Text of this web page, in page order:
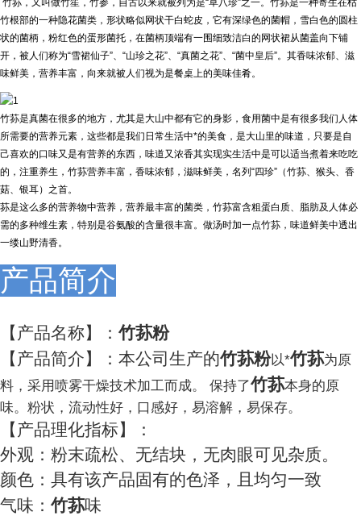
竹荪，又叫做竹笙，竹参，自古以来就被列为是“草八珍”之一。竹荪是一种寄生在枯
竹根部的一种隐花菌类，形状略似网状干白蛇皮，它有深绿色的菌帽，雪白色的圆柱
状的菌柄，粉红色的蛋形菌托，在菌柄顶端有一围细致洁白的网状裙从菌盖向下铺
开，被人们称为“雪裙仙子”、“山珍之花”、“真菌之花”、“菌中皇后”。其香味浓郁、滋
味鲜美，营养丰富，向来就被人们视为是餐桌上的美味佳肴。
竹荪是真菌在很多的地方，尤其是大山中都有它的身影，食用菌中是有很多我们人体
所需要的营养元素，这些都是我们日常生活中*的美食，是大山里的味道，只要是自
己喜欢的口味又是有营养的东西，味道又浓香其实现实生活中是可以适当煮着来吃吃
的，注重养生，竹荪营养丰富，香味浓郁，滋味鲜美，名列“四珍”（竹荪、猴头、香
菇、银耳）之首。
荪是这么多的营养物中营养，营养最丰富的菌类，竹荪富含粗蛋白质、脂肪及人体必
需的多种维生素，特别是谷氨酸的含量很丰富。做汤时加一点竹荪，味道鲜美中透出
一缕山野清香。
产品简介
【产品名称】： 竹荪粉
【产品简介】：本公司生产的竹荪粉以*竹荪为原
料，采用喷雾干燥技术加工而成。 保持了竹荪本身的原
味。粉状，流动性好，口感好，易溶解，易保存。
【产品理化指标】：
外观：粉末疏松、无结块，无肉眼可见杂质。
颜色：具有该产品固有的色泽，且均匀一致
气味： 竹荪味